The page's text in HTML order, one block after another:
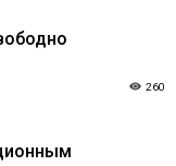
260